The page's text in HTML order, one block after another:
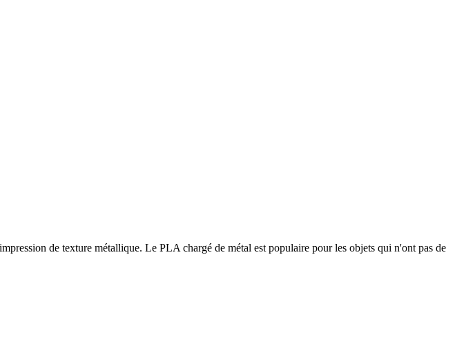
de texture métallique. Le PLA chargé de métal est populaire pour les objets qui n'ont pas de